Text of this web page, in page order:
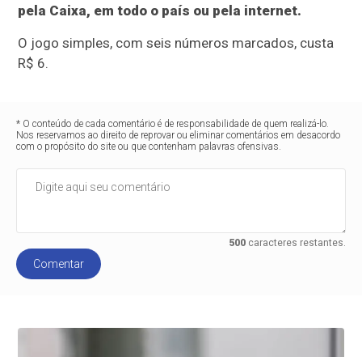
pela Caixa, em todo o país ou pela internet.
O jogo simples, com seis números marcados, custa
R$ 6.
* O conteúdo de cada comentário é de responsabilidade de quem realizá-lo.
Nos reservamos ao direito de reprovar ou eliminar comentários em desacordo
com o propósito do site ou que contenham palavras ofensivas.
500caracteres restantes.
Comentar